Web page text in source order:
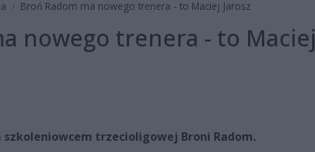
Broń Radom ma nowego trenera - to Maciej Jarosz
nowego trenera - to Maciej
szkoleniowcem trzecioligowej Broni Radom.